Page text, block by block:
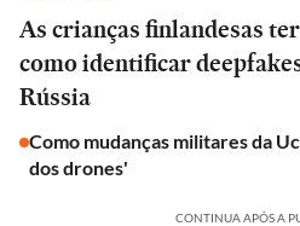
As crianças finlandesas
como identificar
Rússia
Como mudanças militares da
dos drones'
CONTINUA APÓS A